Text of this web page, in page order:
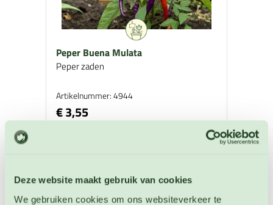
Deze website maakt gebruik van cookies
We gebruiken cookies om ons websiteverkeer te
Peper Buena Mulata
Peper zaden
Artikelnummer: 4944
€ 3,55